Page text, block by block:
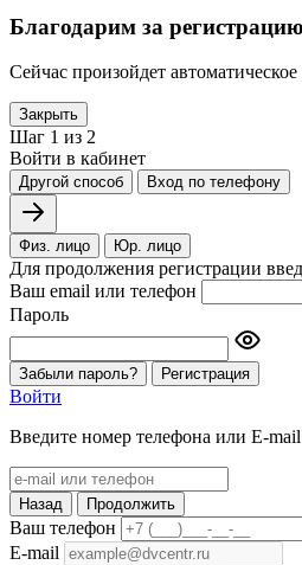
Благодарим за
Сейчас произойдет
Закрыть
Шаг 1 из 2
Войти в кабинет
Другой способ Вход по телефону
Физ. лицо Юр. лицо
Для продолжения регистрации
Ваш email или телефон
Пароль
Забыли пароль? Регистрация
Войти
Введите номер телефона или E-mail
Назад Продолжить
Ваш телефон
E-mail